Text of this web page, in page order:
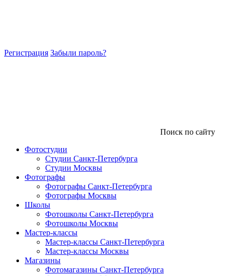
Регистрация Забыли пароль?
Поиск по сайту
Фотостудии
Студии Санкт-Петербурга
Студии Москвы
Фотографы
Фотографы Санкт-Петербурга
Фотографы Москвы
Школы
Фотошколы Санкт-Петербурга
Фотошколы Москвы
Мастер-классы
Мастер-классы Санкт-Петербурга
Мастер-классы Москвы
Магазины
Фотомагазины Санкт-Петербурга